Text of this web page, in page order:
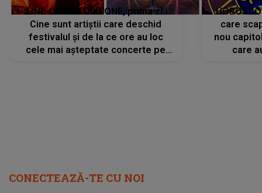
LINE-UP UNTOLD ONE, prima zi.
Cine sunt artiștii care deschid
festivalul și de la ce ore au loc
cele mai așteptate concerte pe
care
nou
care
CONECTEAZĂ-TE CU NOI